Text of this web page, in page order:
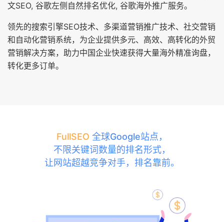
文SEO, 谷歌左侧自然排名优化, 谷歌海外推广服务。
领先的搜索引擎SEO技术、多渠道营销推广技术、社交营销
和自动化营销系统，为企业提供多元、高效、高转化的外贸
营销解决方案，助力中国企业快速获得大量海外精准询盘，
转化更多订单。
FullSEO 全球Google站点，
不限关键词数量的排名形式，
让网站超越竞争对手，排名靠前。